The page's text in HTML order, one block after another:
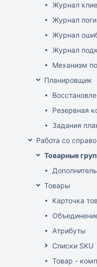
Журнал
Журнал
Журнал
Журнал
Механизм
Планировщик
Резервная
Задания
Работа со
Товарные
Товары
Карточка
Атрибуты
Списки SKU
Товар -